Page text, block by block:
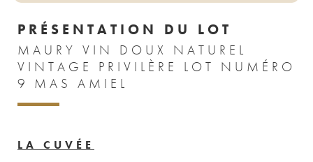
PRÉSENTATION DU LOT
MAURY VIN DOUX NATUREL
VINTAGE PRIVILÈRE LOT NUMÉRO
9 MAS AMIEL
LA CUVÉE